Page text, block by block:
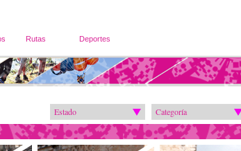
Rutas Deportes
Estado
Categoría